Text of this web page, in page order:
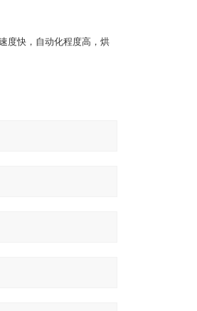
度快，自动化程度高，烘